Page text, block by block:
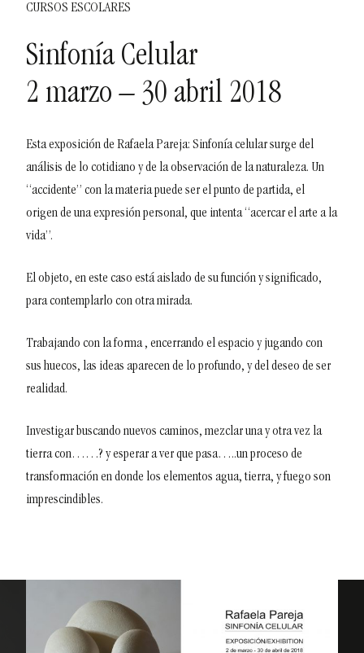
CURSOS ESCOLARES
Sinfonía Celular
2 marzo – 30 abril 2018
Esta exposición de Rafaela Pareja: Sinfonía celular surge del
análisis de lo cotidiano y de la observación de la naturaleza. Un
“accidente” con la materia puede ser el punto de partida, el
origen de una expresión personal, que intenta “acercar el arte a la
vida”.
El objeto, en este caso está aislado de su función y significado,
para contemplarlo con otra mirada.
Trabajando con la forma , encerrando el espacio y jugando con
sus huecos, las ideas aparecen de lo profundo, y del deseo de ser
realidad.
Investigar buscando nuevos caminos, mezclar una y otra vez la
tierra con……? y esperar a ver que pasa…..un proceso de
transformación en donde los elementos agua, tierra, y fuego son
imprescindibles.